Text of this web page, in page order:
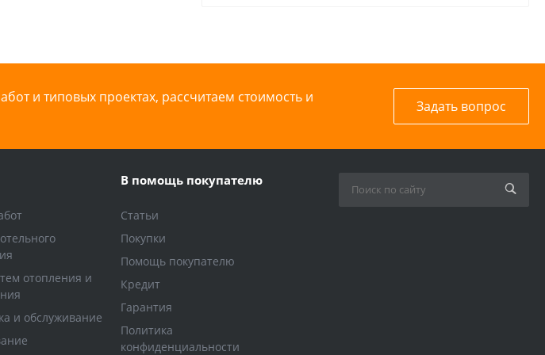
и типовых проектах, рассчитаем стоимость и
Задать вопрос
отопления и
и обслуживание
В помощь покупателю
Статьи
Покупки
Помощь покупателю
Кредит
Гарантия
Политика
конфиденциальности